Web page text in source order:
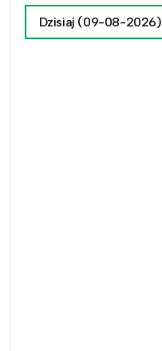
Dzisiaj (09-08-2026)